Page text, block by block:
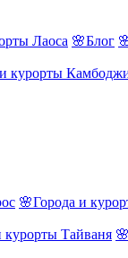
Лаоса 🌸Блог
курорты
🌸Города и
курорты Тайваня